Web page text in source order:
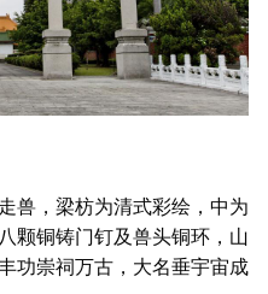
兽，梁枋为清式彩绘，中为
颗铜铸门钉及兽头铜环，山
功崇祠万古，大名垂宇宙成